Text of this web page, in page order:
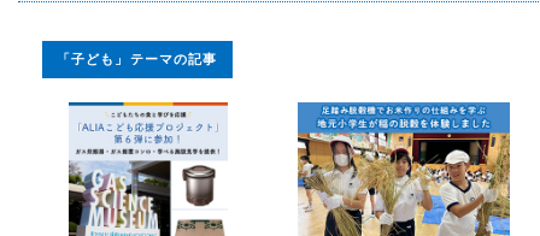
「子ども」テーマの記事